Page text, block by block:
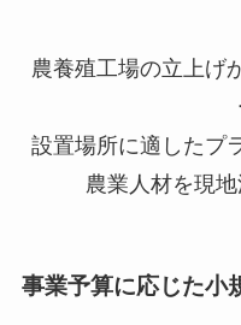
農養殖工場の立上げ
設置場所に適したプ
農業人材を現
事業予算に応じた小